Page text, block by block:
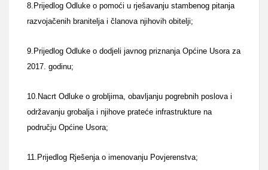
8.Prijedlog Odluke o pomoći u rješavanju stambenog pitanja
razvojačenih branitelja i članova njihovih obitelji;
9.Prijedlog Odluke o dodjeli javnog priznanja Općine Usora za
2017. godinu;
10.Nacrt Odluke o grobljima, obavljanju pogrebnih poslova i
održavanju grobalja i njihove prateće infrastrukture na
području Općine Usora;
11.Prijedlog Rješenja o imenovanju Povjerenstva;